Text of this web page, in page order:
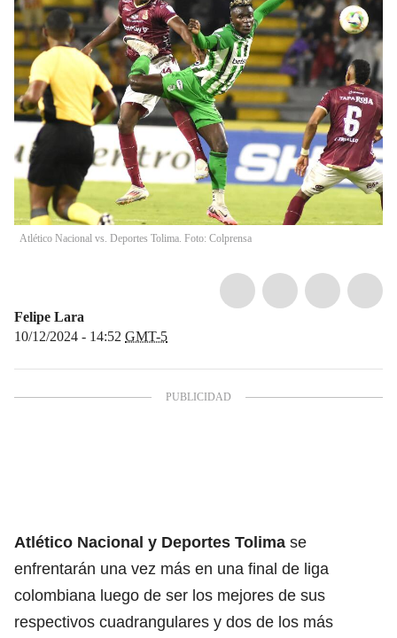
Atlético Nacional vs. Deportes Tolima. Foto: Colprensa
Felipe Lara
10/12/2024 - 14:52 GMT-5
Atlético Nacional y Deportes Tolima se
enfrentarán una vez más en una final de liga
colombiana luego de ser los mejores de sus
respectivos cuadrangulares y dos de los más